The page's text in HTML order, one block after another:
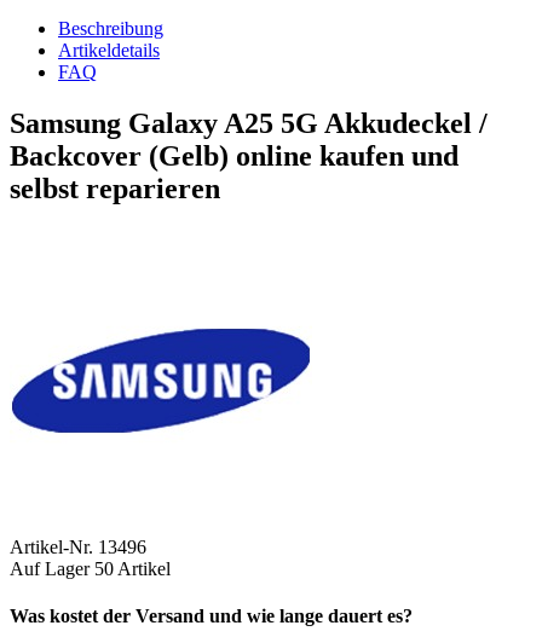
Beschreibung
Artikeldetails
FAQ
Samsung Galaxy A25 5G Akkudeckel /
Backcover (Gelb) online kaufen und
selbst reparieren
Artikel-Nr. 13496
Auf Lager 50 Artikel
Was kostet der Versand und wie lange dauert es?